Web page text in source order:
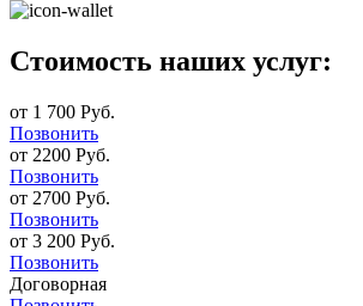
Стоимость наших услуг:
от 1 700 Руб.
Позвонить
от 2200 Руб.
Позвонить
от 2700 Руб.
Позвонить
от 3 200 Руб.
Позвонить
Договорная